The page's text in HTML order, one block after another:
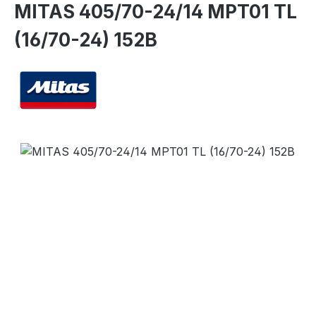
MITAS 405/70-24/14 MPT01 TL
(16/70-24) 152B
Bildergalerie überspringen